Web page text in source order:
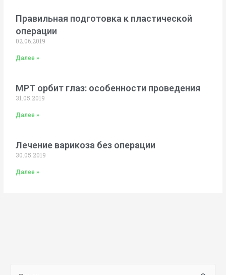
Правильная подготовка к пластической
операции
02.06.2019
Далее »
МРТ орбит глаз: особенности проведения
31.05.2019
Далее »
Лечение варикоза без операции
30.05.2019
Далее »